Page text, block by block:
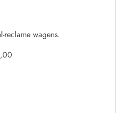
reclame wagens.